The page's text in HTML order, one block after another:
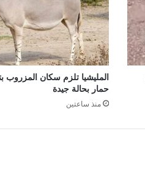
حمار بحالة جيدة
منذ ساعتين